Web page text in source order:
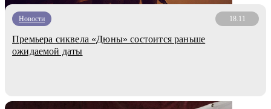
Новости 18.11
Премьера сиквела «Дюны» состоится раньше
ожидаемой даты